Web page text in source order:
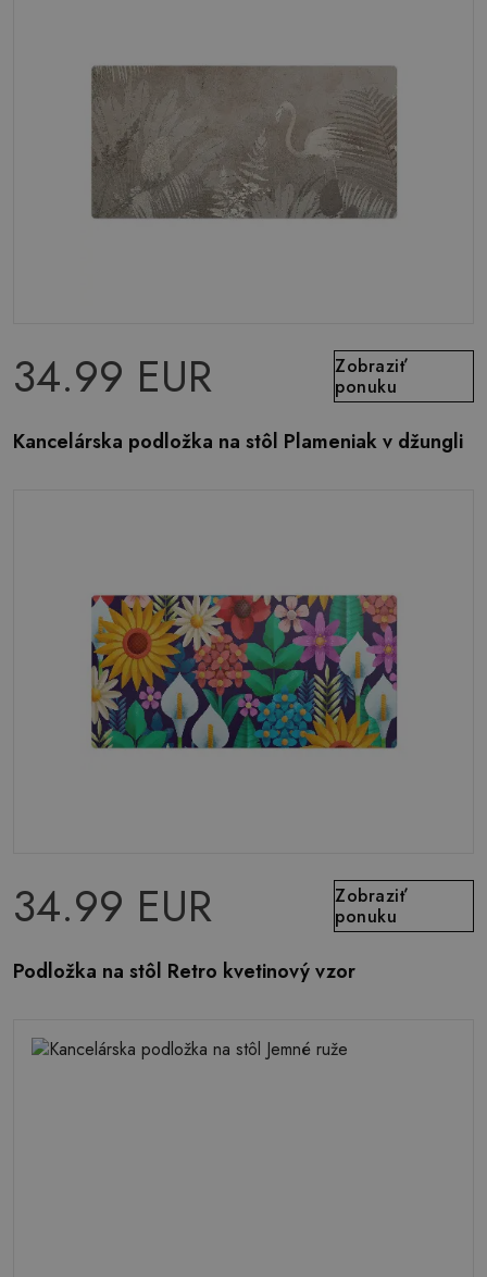
34.99 EUR
Zobraziť
ponuku
Kancelárska podložka na stôl Plameniak v džungli
34.99 EUR
Zobraziť
ponuku
Podložka na stôl Retro kvetinový vzor